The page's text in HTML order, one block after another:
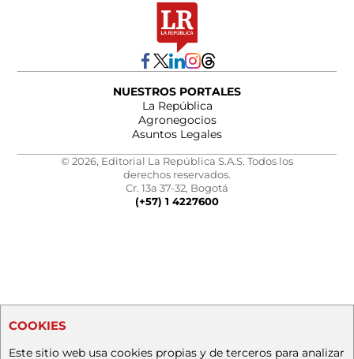
NUESTROS PORTALES
La República
Agronegocios
Asuntos Legales
© 2026, Editorial La República S.A.S. Todos los
derechos reservados.
Cr. 13a 37-32, Bogotá
(+57) 1 4227600
COOKIES
Este sitio web usa cookies propias y de terceros para analizar